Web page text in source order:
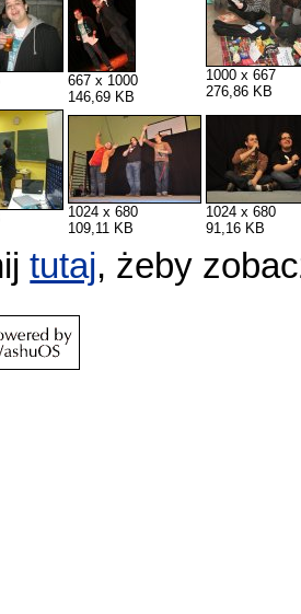
667 x 1000
146,69 KB
1000 x 667
276,86 KB
1024 x 680
109,11 KB
1024 x 680
91,16 KB
tutaj, żeby